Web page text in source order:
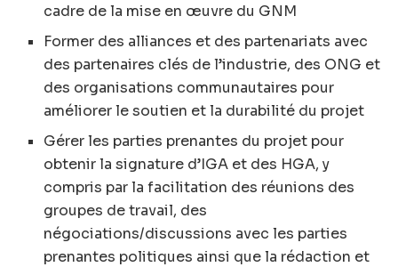
cadre de la mise en œuvre du GNM
Former des alliances et des partenariats avec
des partenaires clés de l’industrie, des ONG et
des organisations communautaires pour
améliorer le soutien et la durabilité du projet
Gérer les parties prenantes du projet pour
obtenir la signature d’IGA et des HGA, y
compris par la facilitation des réunions des
groupes de travail, des
négociations/discussions avec les parties
prenantes politiques ainsi que la rédaction et